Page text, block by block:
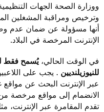
ووزارة الصحة الجهات
وترخيص ومراقبة المشغلين
أنها مسؤولة عن ضمان عدم
الإنترنت المرخصة في البلاد.
في الوقت الحالي،يُسمح فقط
للنيوزيلنديين. يجب على اللاعبين
عبر الإنترنت البحث عن مواقع
الانضمام إلى مواقع مرخصة